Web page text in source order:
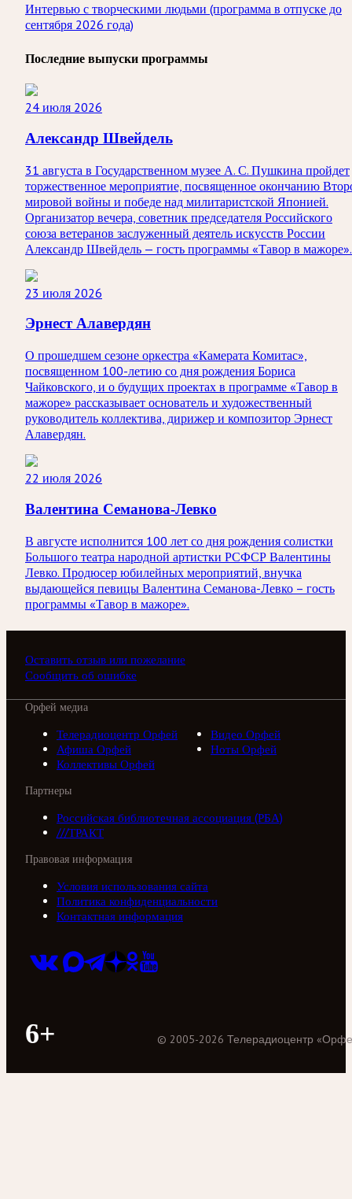
Интервью с творческими людьми (программа в отпуске до
сентября 2026 года)
Последние выпуски программы
24 июля 2026
Александр Швейдель
31 августа в Государственном музее А. С. Пушкина пройдет
торжественное мероприятие, посвященное окончанию
мировой войны и победе над милитаристской Японией.
Организатор вечера, советник председателя Российского
союза ветеранов заслуженный деятель искусств России
Александр Швейдель — гость программы «Тавор в мажоре».
23 июля 2026
Эрнест Алавердян
О прошедшем сезоне оркестра «Камерата Комитас»,
посвященном 100-летию со дня рождения Бориса
Чайковского, и о будущих проектах в программе «Тавор в
мажоре» рассказывает основатель и художественный
руководитель коллектива, дирижер и композитор Эрнест
Алавердян.
22 июля 2026
Валентина Семанова-Левко
В августе исполнится 100 лет со дня рождения солистки
Большого театра народной артистки РСФСР Валентины
Левко. Продюсер юбилейных мероприятий, внучка
выдающейся певицы Валентина Семанова-Левко – гость
программы «Тавор в мажоре».
Оставить отзыв или пожелание
Сообщить об ошибке
Орфей медиа
Телерадиоцентр Орфей
Видео Орфей
Афиша Орфей
Ноты Орфей
Коллективы Орфей
Партнеры
Российская библиотечная ассоциация (РБА)
///ТРАКТ
Правовая информация
Условия использования сайта
Политика конфиденциальности
Контактная информация
6+ © 2005-2026 Телерадиоцентр